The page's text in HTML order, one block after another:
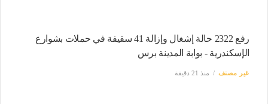
رفع 2322 حالة إشغال وإزالة 41 سقيفة في حملات بشوارع
الإسكندرية - بوابة المدينة برس
غير مصنف منذ 21 دقيقة